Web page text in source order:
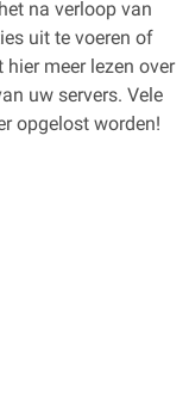
na verloop van
uit te voeren of
meer lezen over
uw servers. Vele
opgelost worden!